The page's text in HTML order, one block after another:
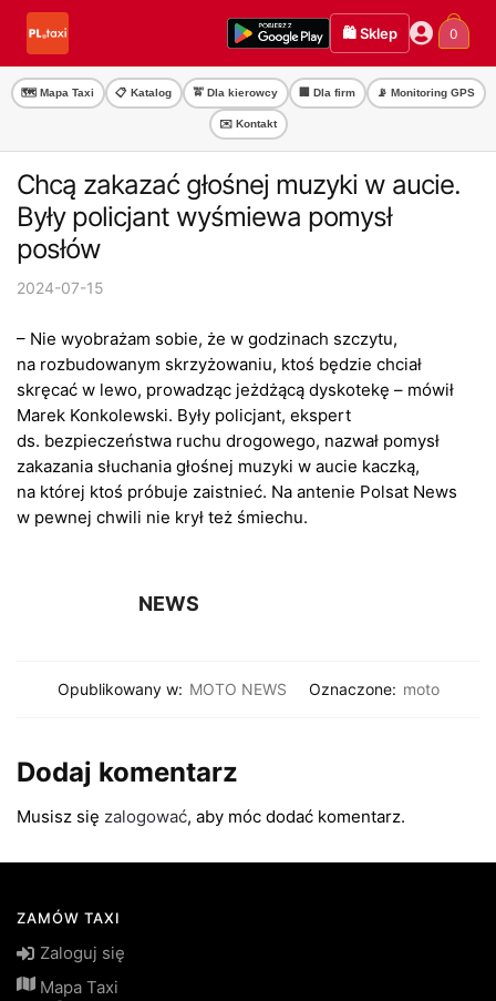
Przejdź
nawigacji
Przejdź
treści
🛍️ Sklep 0
🗺️ Mapa Taxi 📋 Katalog 🚖 Dla kierowcy 🏢 Dla firm 📡 Monitoring GPS
✉️ Kontakt
Chcą zakazać głośnej muzyki w aucie.
Były policjant wyśmiewa pomysł
posłów
2024-07-15
– Nie wyobrażam sobie, że w godzinach szczytu,
na rozbudowanym skrzyżowaniu, ktoś będzie chciał
skręcać w lewo, prowadząc jeżdżącą dyskotekę – mówił
Marek Konkolewski. Były policjant, ekspert
ds. bezpieczeństwa ruchu drogowego, nazwał pomysł
zakazania słuchania głośnej muzyki w aucie kaczką,
na której ktoś próbuje zaistnieć. Na antenie Polsat News
w pewnej chwili nie krył też śmiechu.
NEWS
Opublikowany w: MOTO NEWS Oznaczone: moto
Dodaj komentarz
Musisz się zalogować, aby móc dodać komentarz.
ZAMÓW TAXI
Zaloguj się
Mapa Taxi